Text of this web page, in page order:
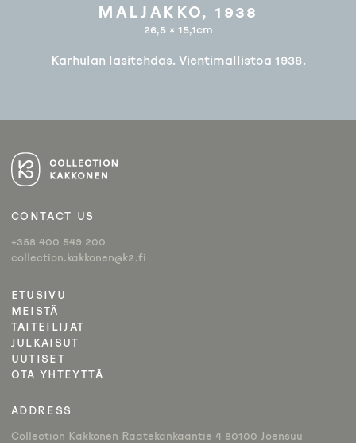
MALJAKKO, 1938
26,5 × 15,1cm
Karhulan lasitehdas. Vientimallistoa 1938.
ETUSIVU
MEISTÄ
TAITEILIJAT
JULKAISUT
UUTISET
OTA YHTEYTTÄ
ADDRESS
Collection Kakkonen Raatekankaantie 4 80100 Joensuu
CONTACT US
+358 400 549 200
collection.kakkonen@k2.fi